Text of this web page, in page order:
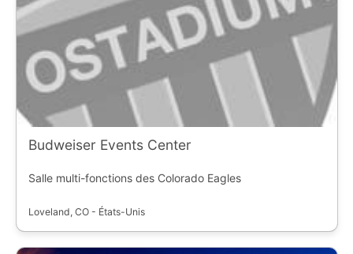
Budweiser Events Center
Salle multi-fonctions des Colorado Eagles
Loveland, CO - États-Unis